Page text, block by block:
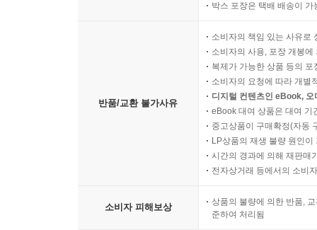
박스 포장은 택배 배송이
반품/교환 불가사유
소비자의 책임 있는 사유로
소비자의 사용, 포장 개봉
복제가 가능한 상품 등의
소비자의 요청에 따라 개별
디지털 컨텐츠인 eBook,
eBook 대여 상품은 대여 기
중고상품이 구매확정(자동
LP상품의 재생 불량 원인
시간의 경과에 의해 재판매
전자상거래 등에서의 소비
소비자 피해보상
상품의 불량에 의한 반품,
준하여 처리됨